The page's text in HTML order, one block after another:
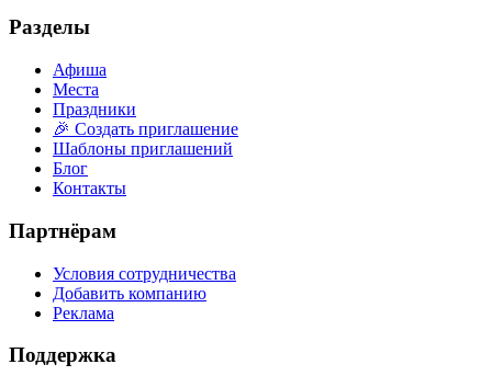
Разделы
Афиша
Места
Праздники
🎉 Создать приглашение
Шаблоны приглашений
Блог
Контакты
Партнёрам
Условия сотрудничества
Добавить компанию
Реклама
Поддержка